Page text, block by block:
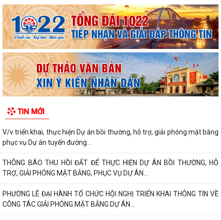
TIN MỚI
V/v triển khai, thực hiện Dự án bồi thường, hỗ trợ, giải phóng mặt bằng
phục vụ Dự án tuyến đường...
THÔNG BÁO THU HỒI ĐẤT ĐỂ THỰC HIỆN DỰ ÁN BỒI THƯỜNG, HỖ
TRỢ, GIẢI PHÓNG MẶT BẰNG, PHỤC VỤ DỰ ÁN...
PHƯỜNG LÊ ĐẠI HÀNH TỔ CHỨC HỘI NGHỊ TRIỂN KHAI THÔNG TIN VỀ
CÔNG TÁC GIẢI PHÓNG MẶT BẰNG DỰ ÁN...